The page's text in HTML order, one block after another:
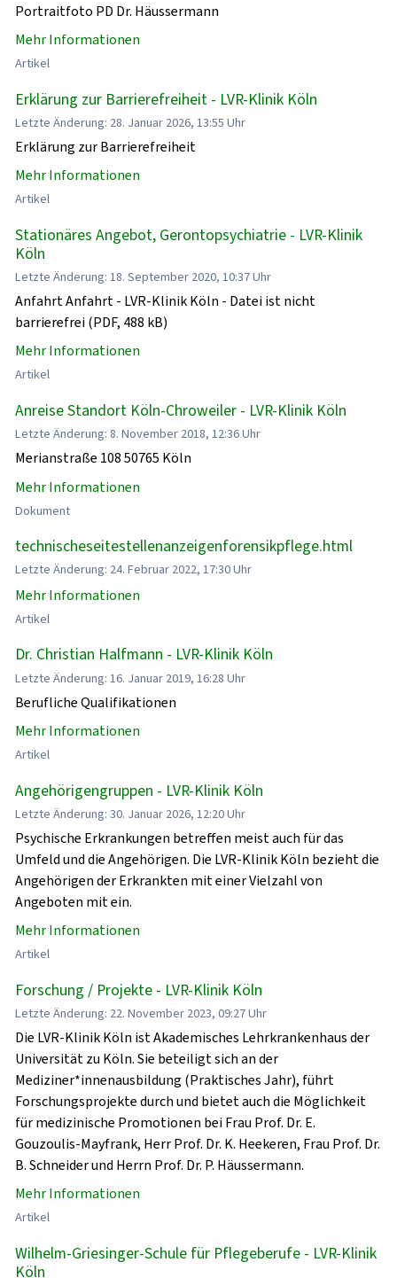
Portraitfoto PD Dr. Häussermann
Mehr Informationen
Artikel
Erklärung zur Barrierefreiheit - LVR-Klinik Köln
Letzte Änderung: 28. Januar 2026, 13:55 Uhr
Erklärung zur Barrierefreiheit
Mehr Informationen
Artikel
Stationäres Angebot, Gerontopsychiatrie - LVR-Klinik
Köln
Letzte Änderung: 18. September 2020, 10:37 Uhr
Anfahrt Anfahrt - LVR-Klinik Köln - Datei ist nicht
barrierefrei (PDF, 488 kB)
Mehr Informationen
Artikel
Anreise Standort Köln-Chroweiler - LVR-Klinik Köln
Letzte Änderung: 8. November 2018, 12:36 Uhr
Merianstraße 108 50765 Köln
Mehr Informationen
Dokument
technischeseitestellenanzeigenforensikpflege.html
Letzte Änderung: 24. Februar 2022, 17:30 Uhr
Mehr Informationen
Artikel
Dr. Christian Halfmann - LVR-Klinik Köln
Letzte Änderung: 16. Januar 2019, 16:28 Uhr
Berufliche Qualifikationen
Mehr Informationen
Artikel
Angehörigengruppen - LVR-Klinik Köln
Letzte Änderung: 30. Januar 2026, 12:20 Uhr
Psychische Erkrankungen betreffen meist auch für das
Umfeld und die Angehörigen. Die LVR-Klinik Köln bezieht die
Angehörigen der Erkrankten mit einer Vielzahl von
Angeboten mit ein.
Mehr Informationen
Artikel
Forschung / Projekte - LVR-Klinik Köln
Letzte Änderung: 22. November 2023, 09:27 Uhr
Die LVR-Klinik Köln ist Akademisches Lehrkrankenhaus der
Universität zu Köln. Sie beteiligt sich an der
Mediziner*innenausbildung (Praktisches Jahr), führt
Forschungsprojekte durch und bietet auch die Möglichkeit
für medizinische Promotionen bei Frau Prof. Dr. E.
Gouzoulis-Mayfrank, Herr Prof. Dr. K. Heekeren, Frau Prof. Dr.
B. Schneider und Herrn Prof. Dr. P. Häussermann.
Mehr Informationen
Artikel
Wilhelm-Griesinger-Schule für Pflegeberufe - LVR-Klinik
Köln